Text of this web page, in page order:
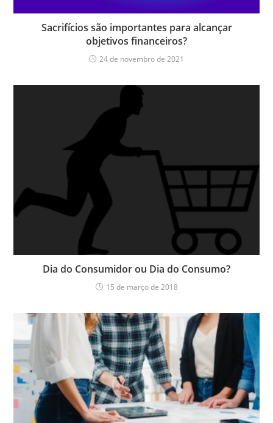
Sacrifícios são importantes para alcançar
objetivos financeiros?
24 de novembro de 2021
Dia do Consumidor ou Dia do Consumo?
15 de março de 2018